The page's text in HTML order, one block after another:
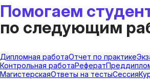
Помогаем
по следующим
Дипломная работаОтчет по практике
Контрольная работаРеферат
МагистерскаяОтветы на тестыСессия